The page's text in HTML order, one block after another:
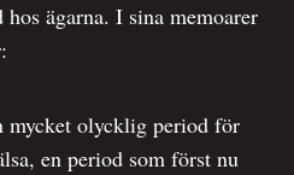
ägarna. I sina memoarer
mycket olycklig period för
en period som först nu